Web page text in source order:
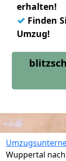
erhalten!
✓ Finden
Umzug!
Wuppertal